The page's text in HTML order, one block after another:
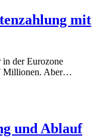
mit
in der Eurozone
Millionen. Aber…
und Ablauf